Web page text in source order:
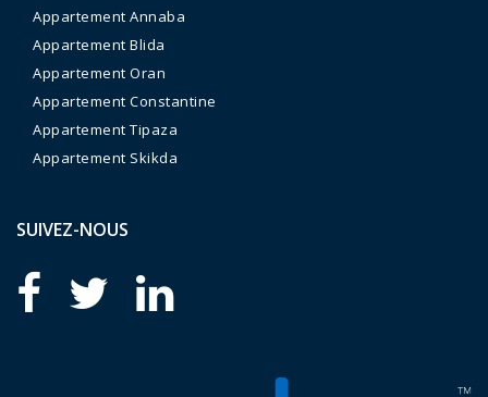
Appartement Annaba
Appartement Blida
Appartement Oran
Appartement Constantine
Appartement Tipaza
Appartement Skikda
SUIVEZ-NOUS